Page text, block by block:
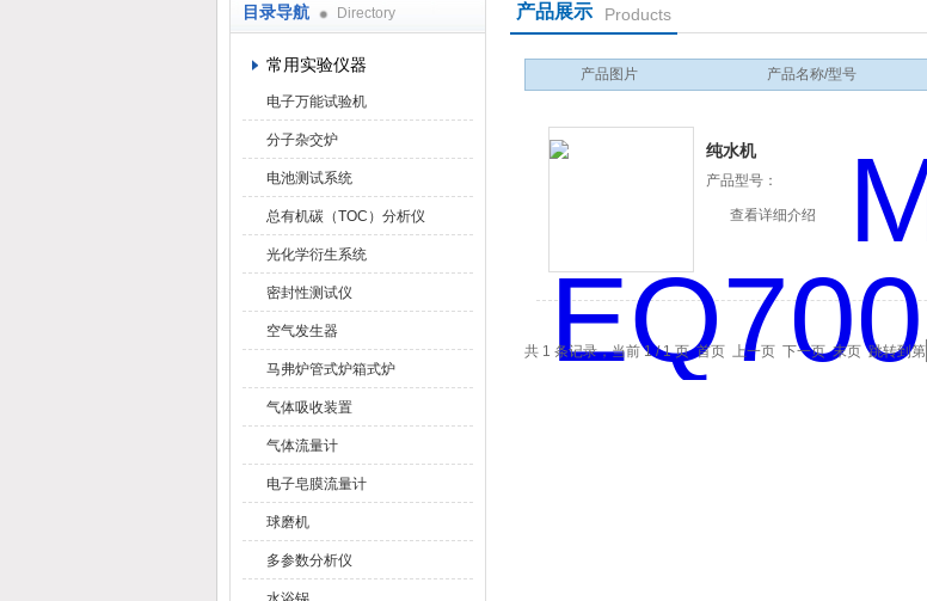
目录导航 Directory
常用实验仪器
电子万能试验机
分子杂交炉
电池测试系统
总有机碳（TOC）分析仪
光化学衍生系统
密封性测试仪
空气发生器
马弗炉管式炉箱式炉
气体吸收装置
气体流量计
电子皂膜流量计
球磨机
多参数分析仪
产品展示 Products
产品图片 产品名称/型号
纯水机
产品型号：
查看详细介绍
共 1 条记录，当前 1 / 1 页 首页 上一页 下一页 末页 跳转到第